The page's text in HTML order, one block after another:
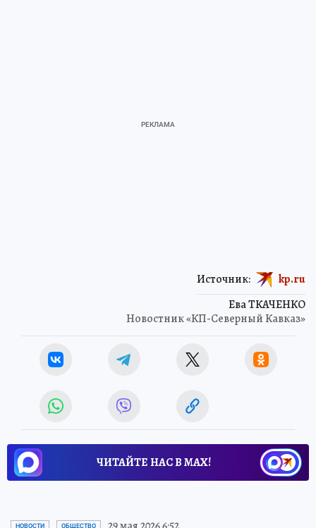
Ева ТКАЧЕНКО
Новостник «КП-Северный Кавказ»
Источник: kp.ru
ЧИТАЙТЕ НАС В МАХ!
НОВОСТИ ОБЩЕСТВО